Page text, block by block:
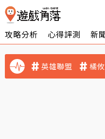
攻略分析 心得評測 新
英雄聯盟 橘